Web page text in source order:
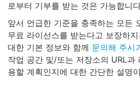
로부터 기부를 받는 것은 가능합니
앞서 언급한 기준을 충족하는 모든
무료 라이선스를 받는다고 보장하
대한 기본 정보와 함께 문의해 주시
작업 공간 및/또는 저장소의 URL과
용할 계획인지에 대한 간단한 설명